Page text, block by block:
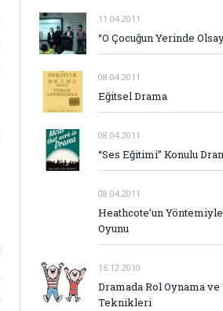
11.04.2011
“O Çocuğun Yerinde
08.04.2011
Eğitsel Drama
08.04.2011
“Ses Eğitimi” Konulu
08.04.2011
Heathcote’un
Oyunu
16.12.2010
Dramada Rol Oynama ve
Teknikleri